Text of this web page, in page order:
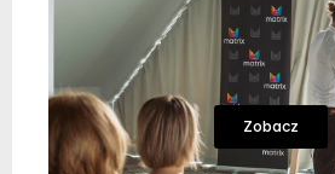
Zobacz